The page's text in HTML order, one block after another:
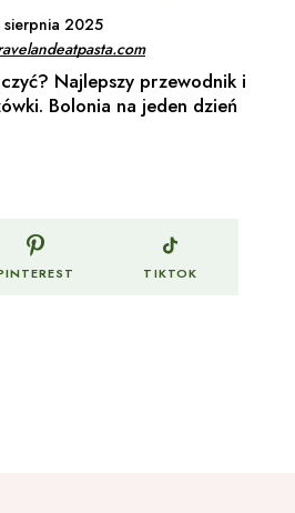
sierpnia 2025
Najlepszy przewodnik i
Bolonia na jeden dzień
TIKTOK